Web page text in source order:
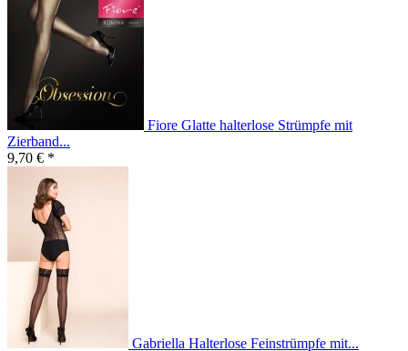
Fiore Glatte halterlose Strümpfe mit
Zierband...
9,70 € *
Gabriella Halterlose Feinstrümpfe mit...